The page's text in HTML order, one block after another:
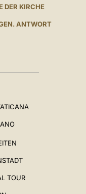
DER KIRCHE
ANTWORT
TOUR